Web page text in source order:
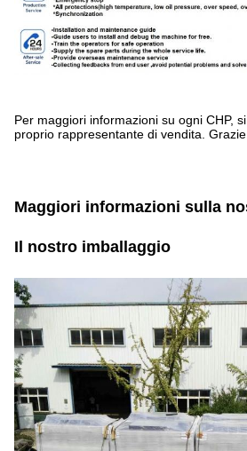
Per maggiori informazioni su ogni CHP,
proprio rappresentante di vendita. Grazie.
Maggiori informazioni sulla
Il nostro imballaggio